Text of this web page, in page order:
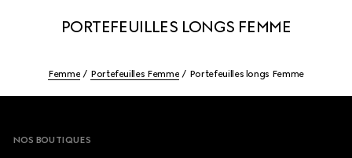
PORTEFEUILLES LONGS FEMME
Femme Portefeuilles Femme Portefeuilles longs Femme
NOS BOUTIQUES